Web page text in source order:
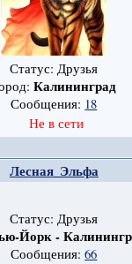
Статус: Друзья
Калининград
Сообщения: 18
Не в сети
Лесная_Эльфа
Статус: Друзья
Йорк -
Сообщения:66